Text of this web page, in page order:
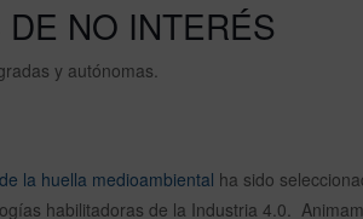
NO INTERÉS
y autónomas.
la huella medioambiental ha sido
habilitadoras de la Industria 4.0.